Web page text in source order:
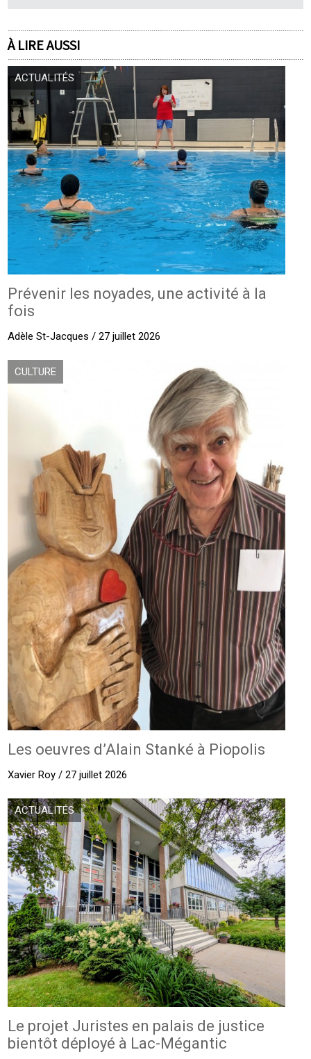
À LIRE AUSSI
ACTUALITÉS
Prévenir les noyades, une activité à la
fois
Adèle St-Jacques / 27 juillet 2026
CULTURE
Les oeuvres d’Alain Stanké à Piopolis
Xavier Roy / 27 juillet 2026
ACTUALITÉS
Le projet Juristes en palais de justice
bientôt déployé à Lac-Mégantic